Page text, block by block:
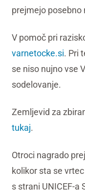
prejmejo posebno
V pomoč pri
varnetocke.si. Pri
se niso nujno vse
sodelovanje.
Zemljevid za
tukaj.
Otroci nagrado
kolikor sta se
s strani UNICEF-a